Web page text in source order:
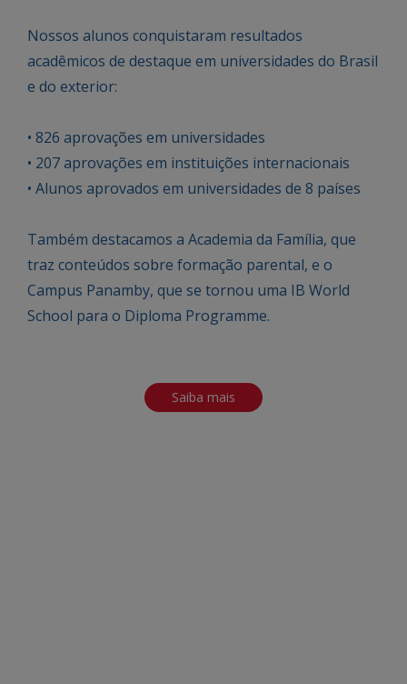
Nossos alunos conquistaram resultados
acadêmicos de destaque em universidades do Brasil
e do exterior:
• 826 aprovações em universidades
• 207 aprovações em instituições internacionais
• Alunos aprovados em universidades de 8 países
Também destacamos a Academia da Família, que
traz conteúdos sobre formação parental, e o
Campus Panamby, que se tornou uma IB World
School para o Diploma Programme.
Saiba mais